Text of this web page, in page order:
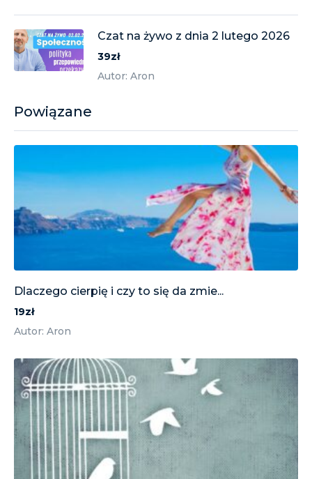
Powiązane
Dlaczego cierpię i czy to się da zmie...
19zł
Autor: Aron
Czat na żywo z dnia 2 lutego 2026
39zł
Autor: Aron